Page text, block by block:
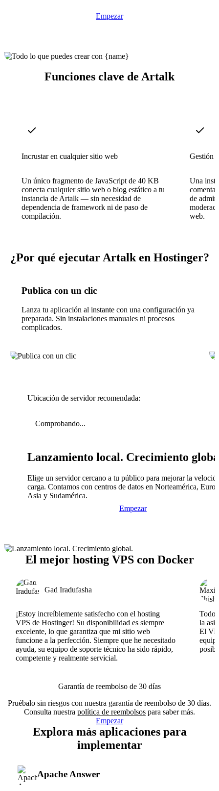
Empezar
Funciones clave de Artalk
Incrustar en cualquier sitio web
Un único fragmento de JavaScript de 40 KB
conecta cualquier sitio web o blog estático a tu
instancia de Artalk — sin necesidad de
dependencia de framework ni de paso de
compilación.
Gestión
Una
de
web.
¿Por qué ejecutar Artalk en Hostinger?
Publica con un clic
Lanza tu aplicación al instante con una configuración ya
preparada. Sin instalaciones manuales ni procesos
complicados.
Ubicación de servidor recomendada:
Comprobando...
Lanzamiento local. Crecimiento
Elige un servidor cercano a tu público para mejorar la
carga. Contamos con centros de datos en Norteamérica,
Asia y Sudamérica.
Empezar
El mejor hosting VPS con Docker
Gad Iradufasha
¡Estoy increíblemente satisfecho con el hosting
VPS de Hostinger! Su disponibilidad es siempre
excelente, lo que garantiza que mi sitio web
funcione a la perfección. Siempre que he necesitado
ayuda, su equipo de soporte técnico ha sido rápido,
competente y realmente servicial.
Todo
la
El
Garantía de reembolso de 30 días
Pruébalo sin riesgos con nuestra garantía de reembolso de 30 días.
Consulta nuestra política de reembolsos para saber más.
Empezar
Explora más aplicaciones para
implementar
Apache Answer